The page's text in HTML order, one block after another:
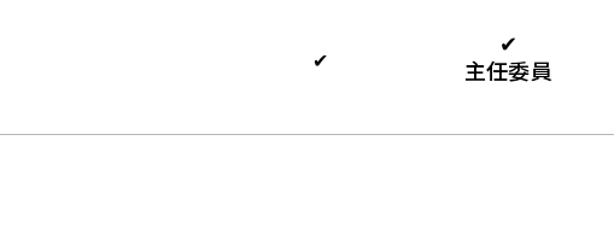
✔
✔
主任委員